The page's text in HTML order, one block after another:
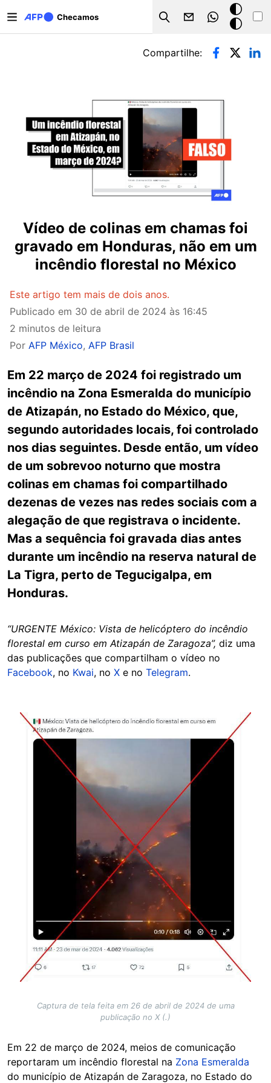
Checamos
Search
Modo
escuro
Abas primárias
Compartilhe:
Vídeo de colinas em chamas foi
gravado em Honduras, não em um
incêndio florestal no México
Este artigo tem mais de dois anos.
Publicado em 30 de abril de 2024 às 16:45
2 minutos de leitura
Por AFP México, AFP Brasil
Em 22 março de 2024 foi registrado um
incêndio na Zona Esmeralda do município
de Atizapán, no Estado do México, que,
segundo autoridades locais, foi controlado
nos dias seguintes. Desde então, um vídeo
de um sobrevoo noturno que mostra
colinas em chamas foi compartilhado
dezenas de vezes nas redes sociais com a
alegação de que registrava o incidente.
Mas a sequência foi gravada dias antes
durante um incêndio na reserva natural de
La Tigra, perto de Tegucigalpa, em
Honduras.
“URGENTE México: Vista de helicóptero do incêndio
florestal em curso em Atizapán de Zaragoza”, diz uma
das publicações que compartilham o vídeo no
Facebook, no Kwai, no X e no Telegram.
Image
Captura de tela feita em 26 de abril de 2024 de uma
publicação no X (.)
Em 22 de março de 2024, meios de comunicação
reportaram um incêndio florestal na Zona Esmeralda
do município de Atizapán de Zaragoza, no Estado do